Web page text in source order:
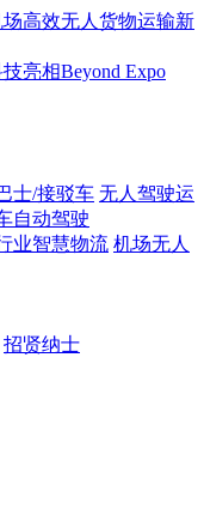
高效无人货物运输新
亮相Beyond Expo
士/接驳车 无人驾驶运
自动驾驶
业智慧物流 机场无人
招贤纳士